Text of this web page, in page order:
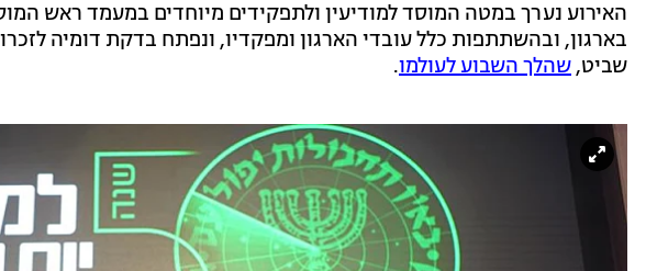
האירוע נערך במטה המוסד למודיעין ולתפקידים מיוחדים במעמד ראש
בארגון, ובהשתתפות כלל עובדי הארגון ומפקדיו, ונפתח בדקת דומיה
שביט,שהלך השבוע לעולמו.